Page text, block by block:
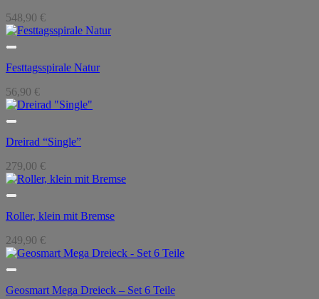
548,90 €
Festtagsspirale Natur
56,90 €
Dreirad “Single”
279,00 €
Roller, klein mit Bremse
249,90 €
Geosmart Mega Dreieck – Set 6 Teile